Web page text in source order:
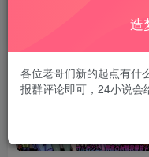
造
各位老哥们新的起点有什
报群评论即可，24小说会